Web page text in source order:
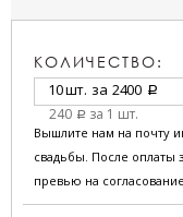
КОЛИЧЕСТВО:
10 шт. за 2400 a
240 a за 1 шт.
Вышлите нам на почту
свадьбы. После оплаты
превью на